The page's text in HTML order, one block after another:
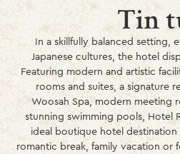
Tin
In a skillfully balanced setting,
Japanese cultures, the hotel
Featuring modern and artistic
rooms and suites, a signature
Woosah Spa, modern meeting
stunning swimming pools, Hotel
ideal boutique hotel
romantic break, family vacation or